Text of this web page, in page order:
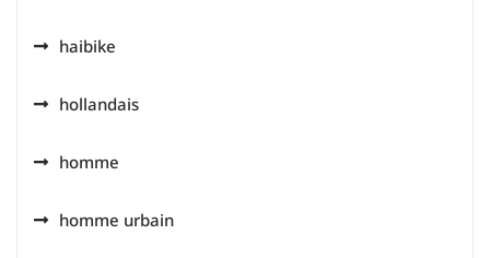
haibike
hollandais
homme
homme urbain